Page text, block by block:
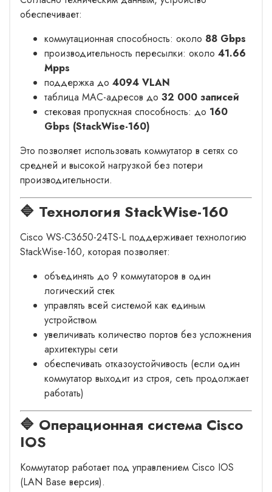
обеспечивает:
коммутационная способность: около 88 Gbps
производительность пересылки: около 41.66
Mpps
поддержка до 4094 VLAN
таблица MAC-адресов до 32 000 записей
стековая пропускная способность: до 160
Gbps (StackWise-160)
Это позволяет использовать коммутатор в сетях со
средней и высокой нагрузкой без потери
производительности.
🔷 Технология StackWise-160
Cisco WS-C3650-24TS-L поддерживает технологию
StackWise-160, которая позволяет:
объединять до 9 коммутаторов в один
логический стек
управлять всей системой как единым
устройством
увеличивать количество портов без усложнения
архитектуры сети
обеспечивать отказоустойчивость (если один
коммутатор выходит из строя, сеть продолжает
работать)
🔷 Операционная система Cisco
IOS
Коммутатор работает под управлением Cisco IOS
(LAN Base версия).